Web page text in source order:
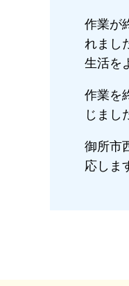
作業が
れまし
生活を
作業を
じまし
御所市
応しま